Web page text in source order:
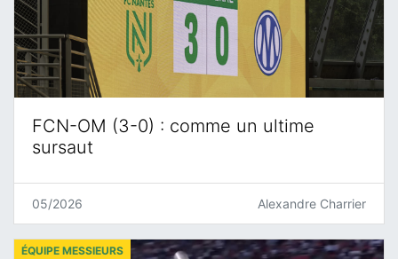
FCN-OM (3-0) : comme un ultime
sursaut
05/2026 Alexandre Charrier
ÉQUIPE MESSIEURS